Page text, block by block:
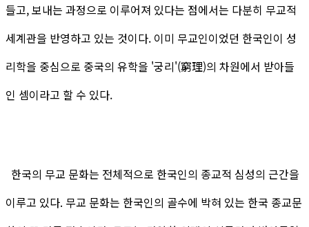
들고, 보내는 과정으로 이루어져 있다는 점에서는 다분히 무교적
세계관을 반영하고 있는 것이다. 이미 무교인이었던 한국인이 성
리학을 중심으로 중국의 유학을 '궁리'(窮理)의 차원에서 받아들
인 셈이라고 할 수 있다.
한국의 무교 문화는 전체적으로 한국인의 종교적 심성의 근간을
이루고 있다. 무교 문화는 한국인의 골수에 박혀 있는 한국 종교문